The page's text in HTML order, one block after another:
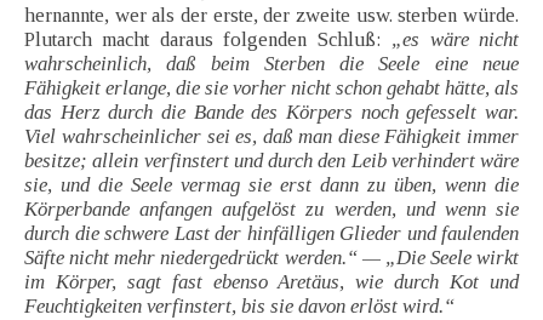
hernannte, wer als der erste, der zweite usw. sterben würde.
Plutarch macht daraus folgenden Schluß: „es wäre nicht
wahrscheinlich, daß beim Sterben die Seele eine neue
Fähigkeit erlange, die sie vorher nicht schon gehabt hätte, als
das Herz durch die Bande des Körpers noch gefesselt war.
Viel wahrscheinlicher sei es, daß man diese Fähigkeit immer
besitze; allein verfinstert und durch den Leib verhindert wäre
sie, und die Seele vermag sie erst dann zu üben, wenn die
Körperbande anfangen aufgelöst zu werden, und wenn sie
durch die schwere Last der hinfälligen Glieder und faulenden
Säfte nicht mehr niedergedrückt werden.“ — „Die Seele wirkt
im Körper, sagt fast ebenso Aretäus, wie durch Kot und
Feuchtigkeiten verfinstert, bis sie davon erlöst wird.“